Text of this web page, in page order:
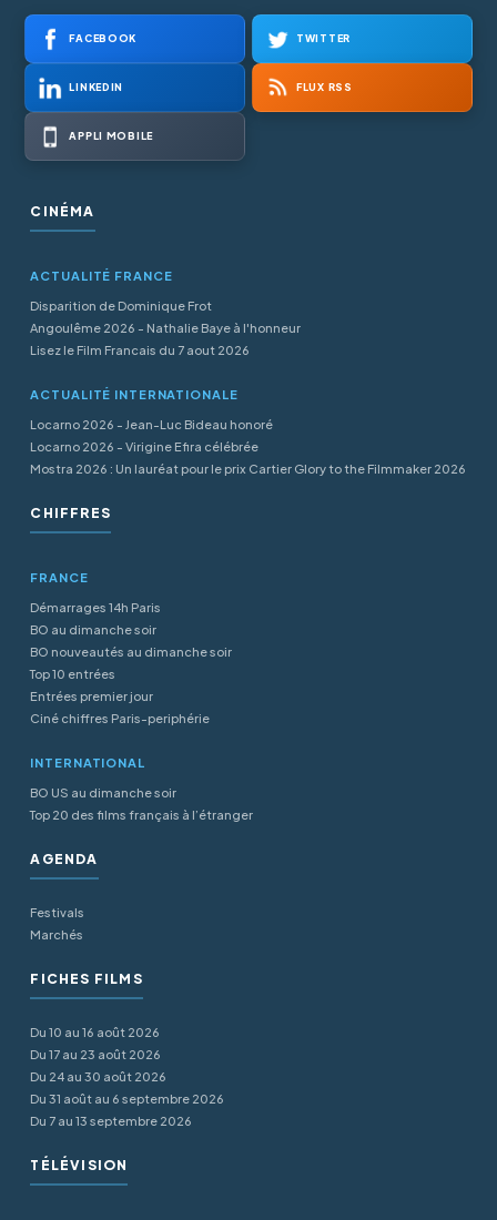
FACEBOOK TWITTER
LINKEDIN FLUX RSS
APPLI MOBILE
CINÉMA
ACTUALITÉ FRANCE
Disparition de Dominique Frot
Angoulême 2026 - Nathalie Baye à l'honneur
Lisez le Film Francais du 7 aout 2026
ACTUALITÉ INTERNATIONALE
Locarno 2026 - Jean-Luc Bideau honoré
Locarno 2026 - Virigine Efira célébrée
Mostra 2026 : Un lauréat pour le prix Cartier Glory to the Filmmaker 2026
CHIFFRES
FRANCE
Démarrages 14h Paris
BO au dimanche soir
BO nouveautés au dimanche soir
Top 10 entrées
Entrées premier jour
Ciné chiffres Paris-periphérie
INTERNATIONAL
BO US au dimanche soir
Top 20 des films français à l’étranger
AGENDA
Festivals
Marchés
FICHES FILMS
Du 10 au 16 août 2026
Du 17 au 23 août 2026
Du 24 au 30 août 2026
Du 31 août au 6 septembre 2026
Du 7 au 13 septembre 2026
TÉLÉVISION